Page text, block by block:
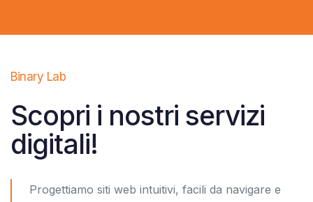
Binary Lab
Scopri i nostri servizi
digitali!
Progettiamo siti web intuitivi, facili da navigare e